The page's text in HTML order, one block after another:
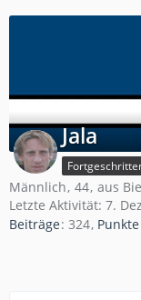
Jala
Männlich 44 aus
Letzte Aktivität: 7.
Beiträge 324 Punkte